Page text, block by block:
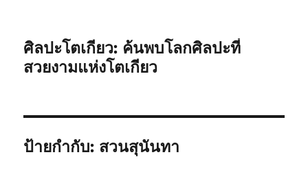
ศิลปะโตเกียว: ค้นพบโลกศิลปะที่
สวยงามแห่งโตเกียว
ป้ายกำกับ: สวนสุนันทา